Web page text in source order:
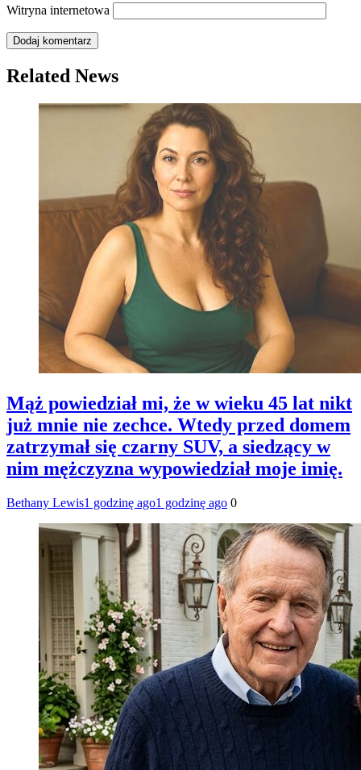
Witryna internetowa
Related News
Mąż powiedział mi, że w wieku 45 lat nikt
już mnie nie zechce. Wtedy przed domem
zatrzymał się czarny SUV, a siedzący w
nim mężczyzna wypowiedział moje imię.
Bethany Lewis1 godzinę ago1 godzinę ago 0